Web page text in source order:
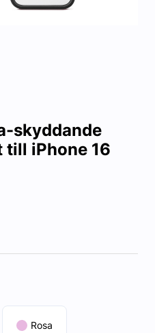
skyddande
till iPhone 16
Rosa